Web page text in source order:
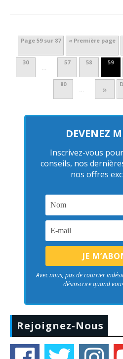
Page 59 sur 87 « Première page
30
…
57 58 59
80
… »
DEVENEZ
Inscrivez-vous
conseils, nos
nos offres
Avec nous, pas de courrier
désinscrire quand
Rejoignez-Nous